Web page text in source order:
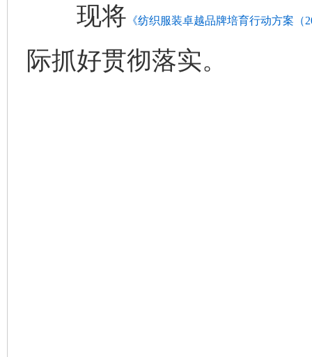
现将 《纺织服装卓越品牌培育行动方案（
际抓好贯彻落实。
网上购药对药下症？